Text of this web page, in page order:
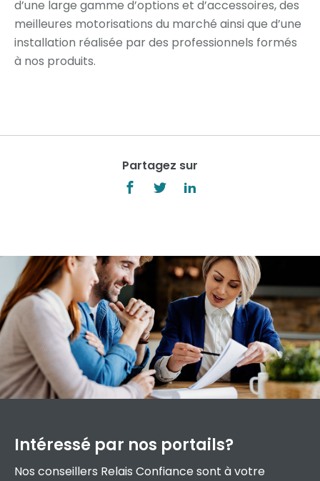
d’une large gamme d’options et d’accessoires, des
meilleures motorisations du marché ainsi que d’une
installation réalisée par des professionnels formés
à nos produits.
Partagez sur
Intéressé par nos portails?
Nos conseillers Relais Confiance sont à votre